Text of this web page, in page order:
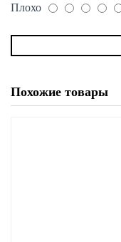
Плохо
Похожие товары